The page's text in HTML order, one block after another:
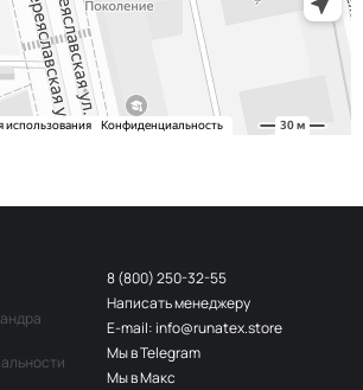
МП-20-243/2
2400000683254
МП-20-203/3
МП-20-198
МП-20-203/2
8 (800) 250-32-55
Написать менеджеру
E-mail: info@runatex.store
Мы в Telegram
Мы в Макс